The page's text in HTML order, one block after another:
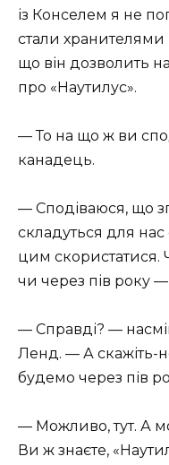
із Конселем я не
стали хранителями
що він дозволить
про «Наутилус».
— То на що ж ви
канадець.
— Сподіваюся, що
складуться для
цим скористатися.
чи через пів року
— Справді? —
Ленд. — А скажіть-
будемо через пів
— Можливо, тут. А
Ви ж знаєте,